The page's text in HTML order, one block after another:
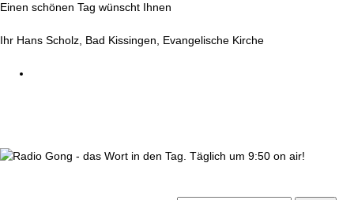
Einen schönen Tag wünscht Ihnen
Ihr Hans Scholz, Bad Kissingen, Evangelische Kirche
wortindentag-radiogong.png